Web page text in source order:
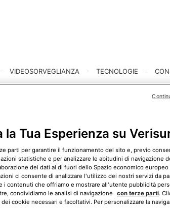
VIDEOSORVEGLIANZA TECNOLOGIE
sensori perimetrali
e innovazione. Scopri Verisure, i
la Tua Esperienza su
parti per garantire il funzionamento del sito e, previo
statistiche e per analizzare le abitudini di navigazione
dei dati al di fuori dello Spazio economico europeo
ci consente di analizzare l'utilizzo dei nostri servizi da
i contenuti che offriamo e mostrare all'utente pubblicità
condividiamo le analisi di navigazione
con terze parti.
cookie necessari e facoltativi. Per personalizzare la